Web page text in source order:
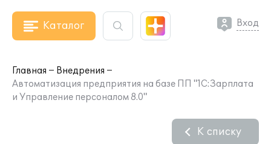
Каталог Вход
Главная
Внедрения
Автоматизация предприятия на базе ПП "1С:Зарплата
и Управление персоналом 8.0"
К списку